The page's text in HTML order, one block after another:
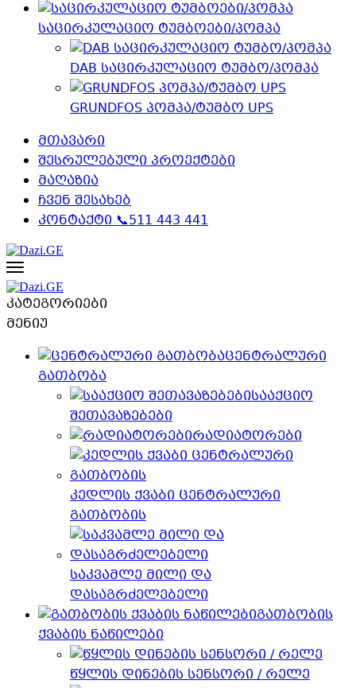
საცირკულაციო ტუმბოები/პომპა
DAB საცირკულაციო ტუმბო/პომპა
GRUNDFOS პომპა/ტუმბო UPS
მთავარი
შესრულებული პროექტები
მაღაზია
ჩვენ შესახებ
კონტაქტი 📞511 443 441
კატეგორიები
მენიუ
ცენტრალური
გათბობა
სააქციო
შეთავაზებები
რადიატორები
კედლის ქვაბი ცენტრალური
გათბობის
საკვამლე მილი და
დასაგრძელებელი
გათბობის
ქვაბის ნაწილები
წყლის დინების სენსორი / რელე